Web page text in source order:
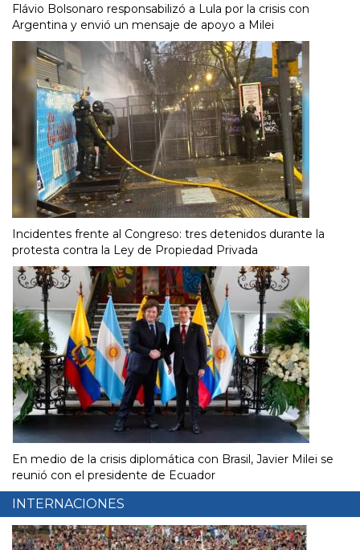
Flávio Bolsonaro responsabilizó a Lula por la crisis con
Argentina y envió un mensaje de apoyo a Milei
Incidentes frente al Congreso: tres detenidos durante la
protesta contra la Ley de Propiedad Privada
En medio de la crisis diplomática con Brasil, Javier Milei se
reunió con el presidente de Ecuador
INTERNACIONES